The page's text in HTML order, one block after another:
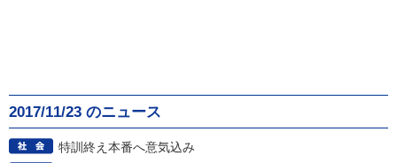
2017/11/23 のニュース
特訓終え本番へ意気込み